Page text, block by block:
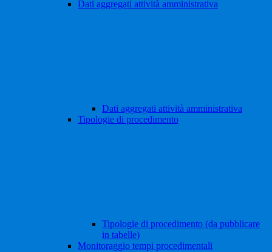
Dati aggregati attività amministrativa
Dati aggregati attività amministrativa
Tipologie di procedimento
Tipologie di procedimento (da pubblicare
in tabelle)
Monitoraggio tempi procedimentali